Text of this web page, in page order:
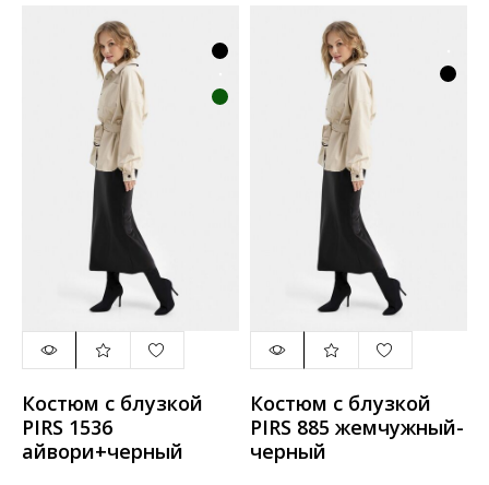
Костюм с блузкой
PIRS 1536
айвори+черный
Костюм с блузкой
PIRS 885 жемчужный-
черный